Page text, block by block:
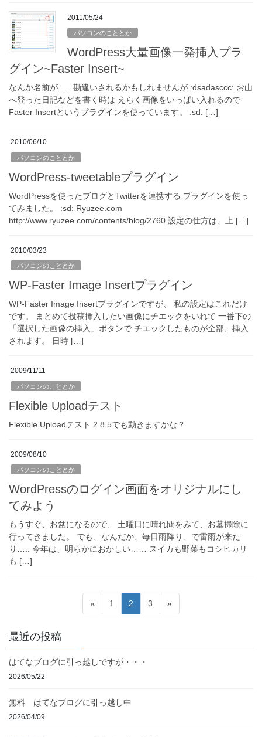
2011/05/24
パソコンのこととか
WordPress大量画像一発挿入プラ
グイン~Faster Insert~
なんか名前が….. 勘違いされるかもしれませんが :dsadasccc: お山
へ登った日記などを書く時は えらく画像をいっぱい入れるので
Faster Insertというプラグインを使っています。 :sd: […]
2010/06/10
パソコンのこととか
WordPress-tweetableプラグイン
WordPressを使ったブログとTwitterを連携する プラグインを使っ
てみました。 :sd: Ryuzee.com
http://www.ryuzee.com/contents/blog/2760 設定の仕方は、上 […]
2010/03/23
パソコンのこととか
WP-Faster Image Insertプラグイン
WP-Faster Image Insertプラグインですが、 私の設定はこれだけ
です。 まとめて投稿挿入したい画像にチエックをいれて 一番下の
「選択した画像の挿入」ボタンで チエックしたものが全部、挿入
されます。 日時 […]
2009/11/11
パソコンのこととか
Flexible Uploadテスト
Flexible Uploadテスト 2.8.5でも動きますかな？
2009/08/10
パソコンのこととか
WordPressのログイン画面をオリジナルにし
てみよう
もうすぐ、お盆になるので、 土曜日に晴れ間をみて、お墓掃除に
行ってきました。 でも、なんだか、毎日雨降り、で雷雨が来た
り….. 今年は、明らかにおかしい…… スイカも野菜もコシヒカリ
も […]
の
ペ
ー
送
り
«
固
定
ジ
1
固
定
2
固
定
3 »
最近の投稿
はてなブログに引っ越しですが・・・
2026/05/22
無料 はてなブログに引っ越し中
2026/04/09